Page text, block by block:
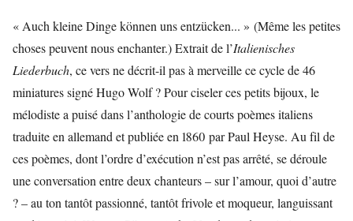
« Auch kleine Dinge können uns entzücken... » (Même les petites
choses peuvent nous enchanter.) Extrait de l’Italienisches
Liederbuch, ce vers ne décrit-il pas à merveille ce cycle de 46
miniatures signé Hugo Wolf ? Pour ciseler ces petits bijoux, le
mélodiste a puisé dans l’anthologie de courts poèmes italiens
traduite en allemand et publiée en 1860 par Paul Heyse. Au fil de
ces poèmes, dont l’ordre d’exécution n’est pas arrêté, se déroule
une conversation entre deux chanteurs – sur l’amour, quoi d’autre
? – au ton tantôt passionné, tantôt frivole et moqueur, languissant